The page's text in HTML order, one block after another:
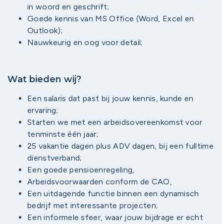
in woord en geschrift;
Goede kennis van MS Office (Word, Excel en
Outlook);
Nauwkeurig en oog voor detail; ​
Wat bieden wij?
Een salaris dat past bij jouw kennis, kunde en
ervaring;
Starten we met een arbeidsovereenkomst voor
tenminste één jaar;
25 vakantie dagen plus ADV dagen, bij een fulltime
dienstverband;
Een goede pensioenregeling,
Arbeidsvoorwaarden conform de CAO,
Een uitdagende functie binnen een dynamisch
bedrijf met interessante projecten;
Een informele sfeer, waar jouw bijdrage er echt